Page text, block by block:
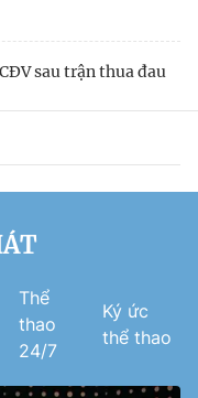
sau trận thua đau
Thể
thao
24/7
Ký ức
thể thao